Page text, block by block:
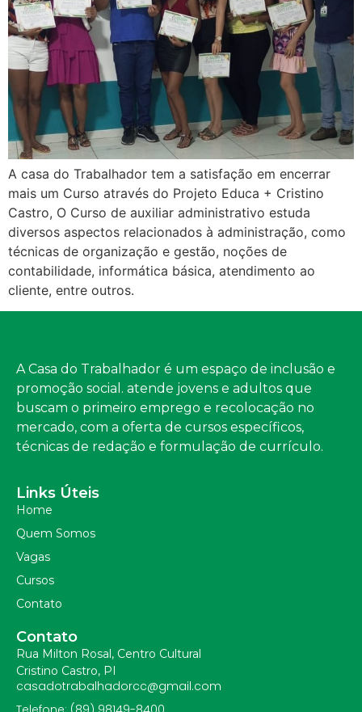
A casa do Trabalhador tem a satisfação em encerrar
mais um Curso através do Projeto Educa + Cristino
Castro, O Curso de auxiliar administrativo estuda
diversos aspectos relacionados à administração, como
técnicas de organização e gestão, noções de
contabilidade, informática básica, atendimento ao
cliente, entre outros.
A Casa do Trabalhador é um espaço de inclusão e
promoção social. atende jovens e adultos que
buscam o primeiro emprego e recolocação no
mercado, com a oferta de cursos específicos,
técnicas de redação e formulação de currículo.
Links Úteis
Home
Quem Somos
Vagas
Cursos
Contato
Contato
Rua Milton Rosal, Centro Cultural
Cristino Castro, PI
casadotrabalhadorcc@gmail.com